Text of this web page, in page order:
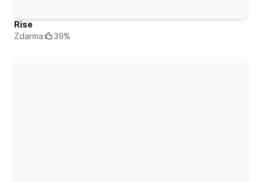
Rise
Zdarma
39%